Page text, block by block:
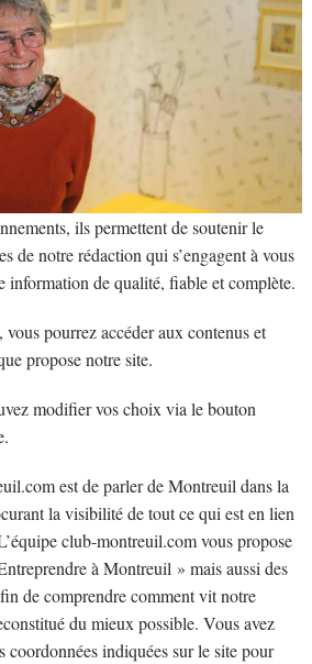
ils permettent de soutenir le
de notre rédaction qui s’engagent à vous
information de qualité, fiable et complète.
pourrez accéder aux contenus et
propose notre site.
modifier vos choix via le bouton
est de parler de Montreuil dans la
la visibilité de tout ce qui est en lien
club-montreuil.com vous propose
à Montreuil » mais aussi des
de comprendre comment vit notre
du mieux possible. Vous avez
coordonnées indiquées sur le site pour